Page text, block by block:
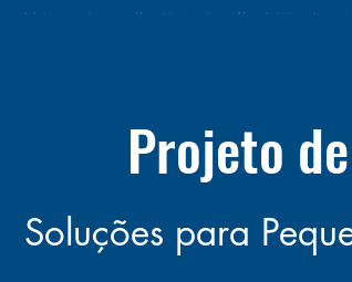
Projeto
Soluções para